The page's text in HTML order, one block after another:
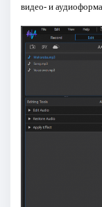
видео- и